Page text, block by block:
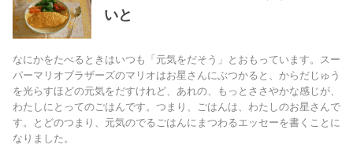
いと
なにかをたべるときはいつも「元気をだそう」とおもっています。スー
パーマリオブラザーズのマリオはお星さんにぶつかると、からだじゅう
を光らすほどの元気をだすけれど、あれの、もっとささやかな感じが、
わたしにとってのごはんです。つまり、ごはんは、わたしのお星さんで
す。とどのつまり、元気のでるごはんにまつわるエッセーを書くことに
なりました。